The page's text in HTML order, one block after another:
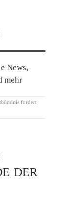
News,
mehr
fordert
DER